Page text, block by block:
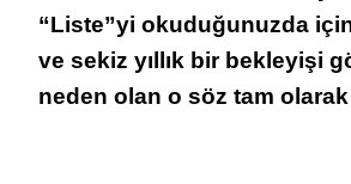
“Liste”yi okuduğunuzda
ve sekiz yıllık bir bekleyişi
neden olan o söz tam